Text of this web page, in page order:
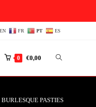
EN FR PT ES
0 €0,00
PASTIES